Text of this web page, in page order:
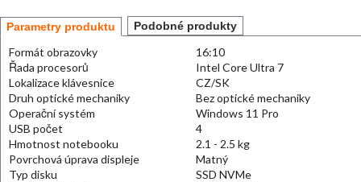
Parametry produktu Podobné produkty
Formát obrazovky
16:10
Řada procesorů
Intel Core Ultra 7
Lokalizace klávesnice
CZ/SK
Druh optické mechaniky
Bez optické mechaniky
Operační systém
Windows 11 Pro
USB počet
4
Hmotnost notebooku
2.1 - 2.5 kg
Povrchová úprava displeje
Matný
Typ disku
SSD NVMe